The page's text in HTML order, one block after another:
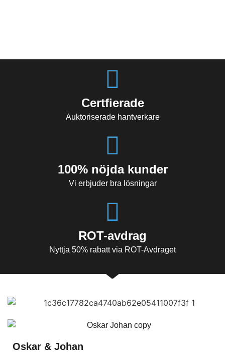
Certfierade
Auktoriserade hantverkare
100% nöjda kunder
Vi erbjuder bra lösningar
ROT-avdrag
Nyttja 50% rabatt via ROT-Avdraget
Oskar & Johan